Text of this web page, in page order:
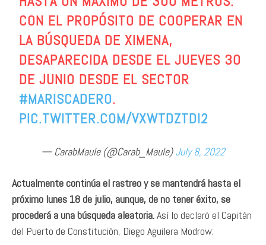
CON EL PROPÓSITO DE COOPERAR EN
LA BÚSQUEDA DE XIMENA,
DESAPARECIDA DESDE EL JUEVES 30
DE JUNIO DESDE EL SECTOR
#MARISCADERO.
PIC.TWITTER.COM/VXWTDZTDI2
— CarabMaule (@Carab_Maule)July 8, 2022
Actualmente continúa el rastreo y se mantendrá hasta el
próximo lunes 18 de julio, aunque, de no tener éxito, se
procederá a una búsqueda aleatoria.Así lo declaró el Capitán
del Puerto de Constitución, Diego Aguilera Modrow: